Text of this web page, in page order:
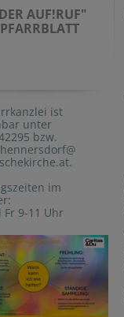
AUF!RUF"
PFARRBLATT
ist
unter
bzw.
im
Fr 9-11 Uhr